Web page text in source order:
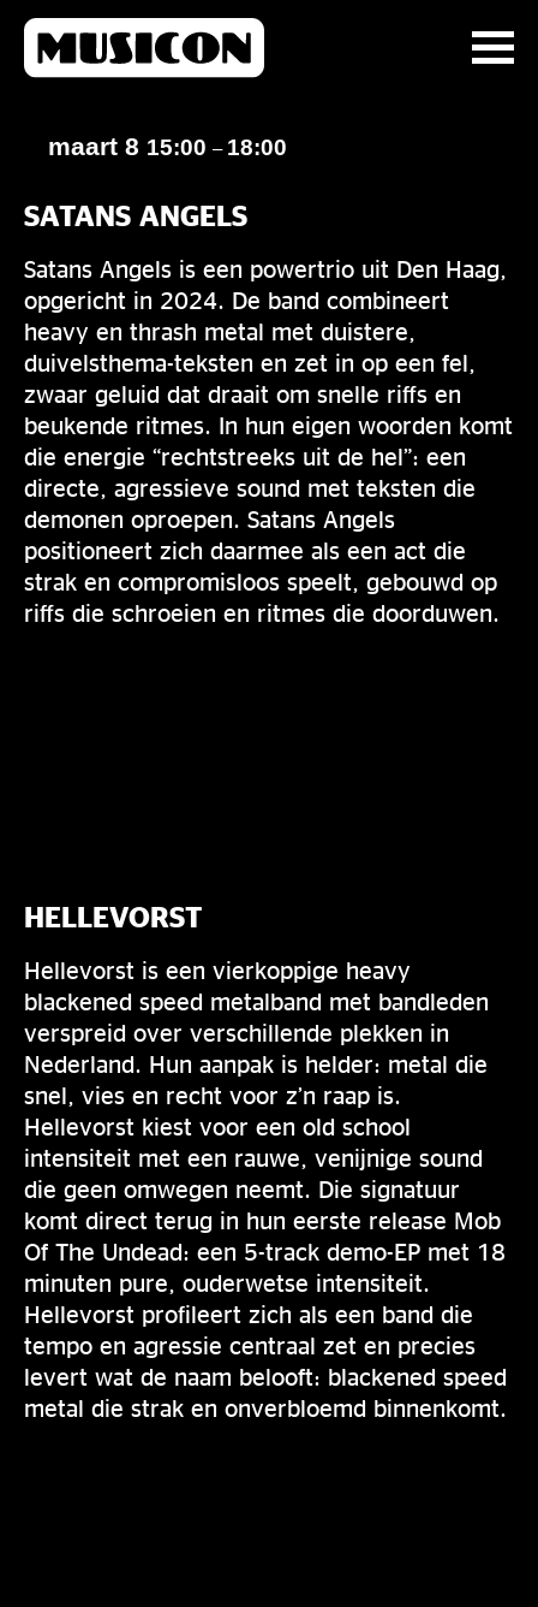
maart 8 15:00 – 18:00
SATANS ANGELS
Satans Angels is een powertrio uit Den Haag,
opgericht in 2024. De band combineert
heavy en thrash metal met duistere,
duivelsthema-teksten en zet in op een fel,
zwaar geluid dat draait om snelle riffs en
beukende ritmes. In hun eigen woorden komt
die energie “rechtstreeks uit de hel”: een
directe, agressieve sound met teksten die
demonen oproepen. Satans Angels
positioneert zich daarmee als een act die
strak en compromisloos speelt, gebouwd op
riffs die schroeien en ritmes die doorduwen.
HELLEVORST
Hellevorst is een vierkoppige heavy
blackened speed metalband met bandleden
verspreid over verschillende plekken in
Nederland. Hun aanpak is helder: metal die
snel, vies en recht voor z’n raap is.
Hellevorst kiest voor een old school
intensiteit met een rauwe, venijnige sound
die geen omwegen neemt. Die signatuur
komt direct terug in hun eerste release Mob
Of The Undead: een 5-track demo-EP met 18
minuten pure, ouderwetse intensiteit.
Hellevorst profileert zich als een band die
tempo en agressie centraal zet en precies
levert wat de naam belooft: blackened speed
metal die strak en onverbloemd binnenkomt.